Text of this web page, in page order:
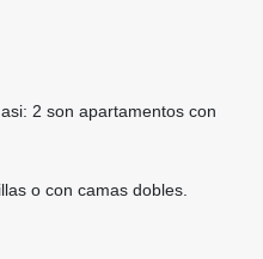
2 son apartamentos con
o con camas dobles.